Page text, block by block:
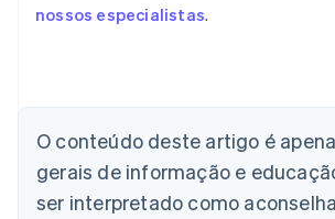
nossos especialistas.
O conteúdo deste artigo é
gerais de informação e
ser interpretado como
Austrália
English
Áustria
DeutschEnglish
Bélgica